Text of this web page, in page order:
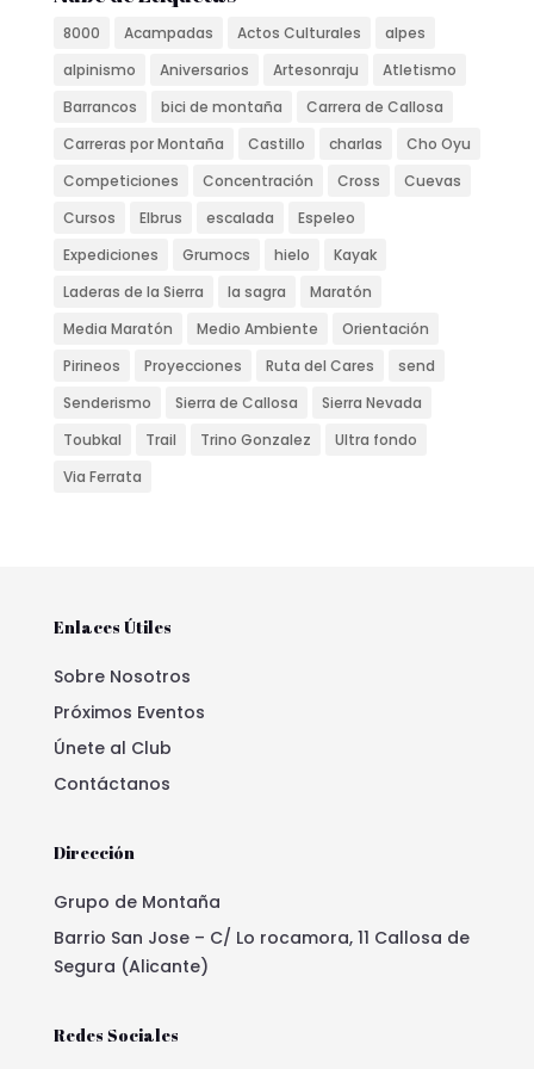
8000 Acampadas Actos Culturales
alpes
alpinismo
Aniversarios Artesonraju
Atletismo
Barrancos
bici de montaña
Carrera de Callosa
Carreras por Montaña
Castillo charlas
Cho Oyu
Competiciones
Concentración Cross
Cuevas
Cursos
Elbrus escalada
Espeleo
Expediciones
Grumocs hielo
Kayak
Laderas de la Sierra
la sagra
Maratón
Media Maratón
Medio Ambiente
Orientación
Pirineos
Proyecciones Ruta del Cares
send
Senderismo
Sierra de Callosa
Sierra Nevada
Toubkal
Trail Trino Gonzalez
Ultra fondo
Via Ferrata
Enlaces Útiles
Sobre Nosotros
Próximos Eventos
Únete al Club
Contáctanos
Dirección
Grupo de Montaña
Barrio San Jose – C/ Lo rocamora, 11 Callosa de
Segura (Alicante)
Redes Sociales